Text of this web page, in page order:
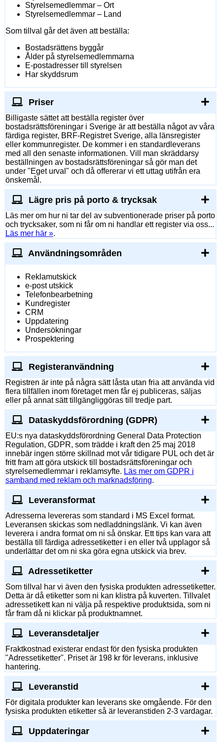
Styrelsemedlemmar – Ort
Styrelsemedlemmar – Land
Som tillval går det även att beställa:
Bostadsrättens byggår
Ålder på styrelsemedlemmarna
E-postadresser till styrelsen
Har skyddsrum
Priser
Billigaste sättet att beställa register över
bostadsrättsföreningar i Sverige är att beställa något av våra
färdiga register, BRF-Registret Sverige, alla länsregister
eller kommunregister. De kommer i en standardleverans
med all den senaste informationen. Vill man skräddarsy
beställningen av bostadsrättsföreningar så gör man det
under "Eget urval" och då offererar vi ett uttag utifrån era
önskemål.
Lägre pris på porto & trycksak
Läs mer om hur ni tar del av subventionerade priser på porto
och trycksaker, som ni får om ni handlar ett register via oss...
Läs mer här ».
Användningsområden
Reklamutskick
e-post utskick
Telefonbearbetning
Kundregister
CRM
Uppdatering
Undersökningar
Prospektering
Registeranvändning
Registren är inte på några sätt låsta utan fria att använda vid
flera tillfällen inom företaget men får ej publiceras, säljas
eller på annat sätt tillgängliggöras till tredje part.
Dataskyddsförordning (GDPR)
EU:s nya dataskyddsförordning General Data Protection
Regulation, GDPR, som trädde i kraft den 25 maj 2018
innebär ingen större skillnad mot vår tidigare PUL och det är
fritt fram att göra utskick till bostadsrättsföreningar och
styrelsemedlemmar i reklamsyfte. Läs mer om GDPR i
samband med reklam och marknadsföring.
Leveransformat
Adresserna levereras som standard i MS Excel format.
Leveransen skickas som nedladdningslänk. Vi kan även
leverera i andra format om ni så önskar. Ett tips kan vara att
beställa till färdiga adressetiketter i en eller två upplagor så
underlättar det om ni ska göra egna utskick via brev.
Adressetiketter
Som tillval har vi även den fysiska produkten adressetiketter.
Detta är då etiketter som ni kan klistra på kuverten. Tillvalet
adressetikett kan ni välja på respektive produktsida, som ni
får fram då ni klickar på produktnamnet.
Leveransdetaljer
Fraktkostnad existerar endast för den fysiska produkten
"Adressetiketter". Priset är 198 kr för leverans, inklusive
hantering.
Leveranstid
För digitala produkter kan leverans ske omgående. För den
fysiska produkten etiketter så är leveranstiden 2-3 vardagar.
Uppdateringar